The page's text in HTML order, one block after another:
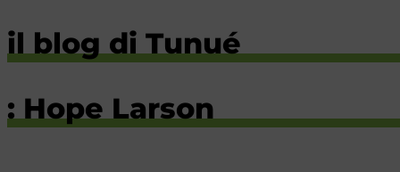
il blog di Tunué
: Hope Larson